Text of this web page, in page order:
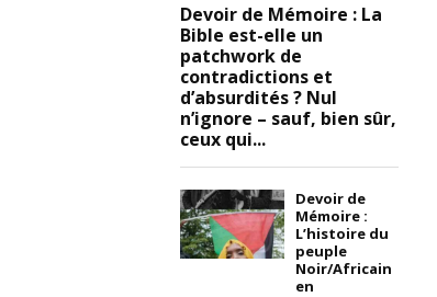
Devoir de Mémoire : La
Bible est-elle un
patchwork de
contradictions et
d’absurdités ? Nul
n’ignore – sauf, bien sûr,
ceux qui...
Devoir de
Mémoire :
L’histoire du
peuple
Noir/Africain
en